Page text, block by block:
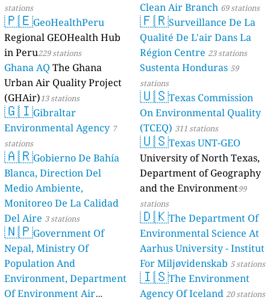
stations
🇵🇪GeoHealthPeru
Regional GEOHealth Hub
in Peru229 stations
Ghana AQ The Ghana
Urban Air Quality Project
(GHAir)13 stations
🇬🇮Gibraltar
Environmental Agency 7
stations
🇦🇷Gobierno De Bahía
Blanca, Direction Del
Medio Ambiente,
Monitoreo De La Calidad
Del Aire 3 stations
🇳🇵Government Of
Nepal, Ministry Of
Population And
Environment, Department
Of Environment Air
Clean Air Branch 69 stations
🇫🇷Surveillance De La
Qualité De L'air Dans La
Région Centre 23 stations
Sustenta Honduras 59
stations
🇺🇸Texas Commission
On Environmental Quality
(TCEQ) 311 stations
🇺🇸Texas UNT-GEO
University of North Texas,
Department of Geography
and the Environment99
stations
🇩🇰The Department Of
Environmental Science At
Aarhus University - Institut
For Miljøvidenskab 5 stations
🇮🇸The Environment
Agency Of Iceland 20 stations